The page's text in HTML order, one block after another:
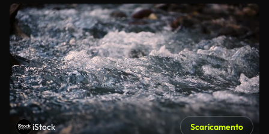
iStock Scaricamento